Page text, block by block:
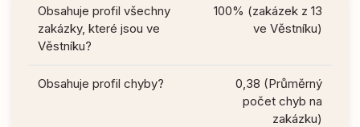
Obsahuje profil všechny
zakázky, které jsou ve
Věstníku?
100% (zakázek z 13
ve Věstníku)
Obsahuje profil chyby?
0,38 (Průměrný
počet chyb na
zakázku)